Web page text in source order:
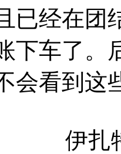
已经在团
下车了。
会看到这
特